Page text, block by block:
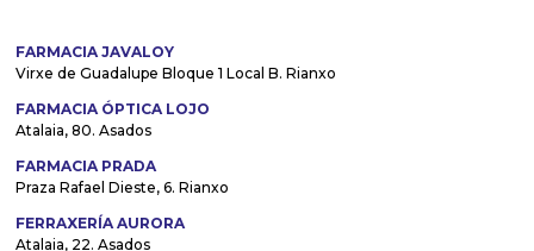
FARMACIA JAVALOY
Virxe de Guadalupe Bloque 1 Local B. Rianxo
FARMACIA ÓPTICA LOJO
Atalaia, 80. Asados
FARMACIA PRADA
Praza Rafael Dieste, 6. Rianxo
FERRAXERÍA AURORA
Atalaia, 22. Asados